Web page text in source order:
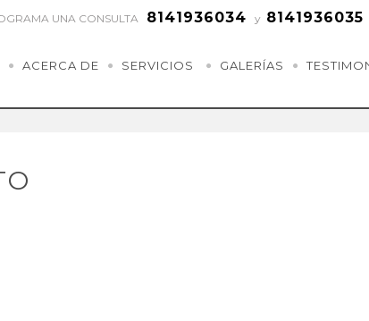
UNA CONSULTA 8141936034 y 8141936035
ACERCA DE SERVICIOS GALERÍAS